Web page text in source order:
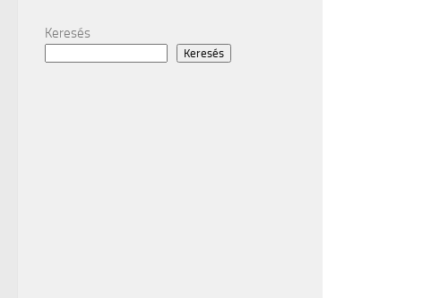
Keresés
Keresés